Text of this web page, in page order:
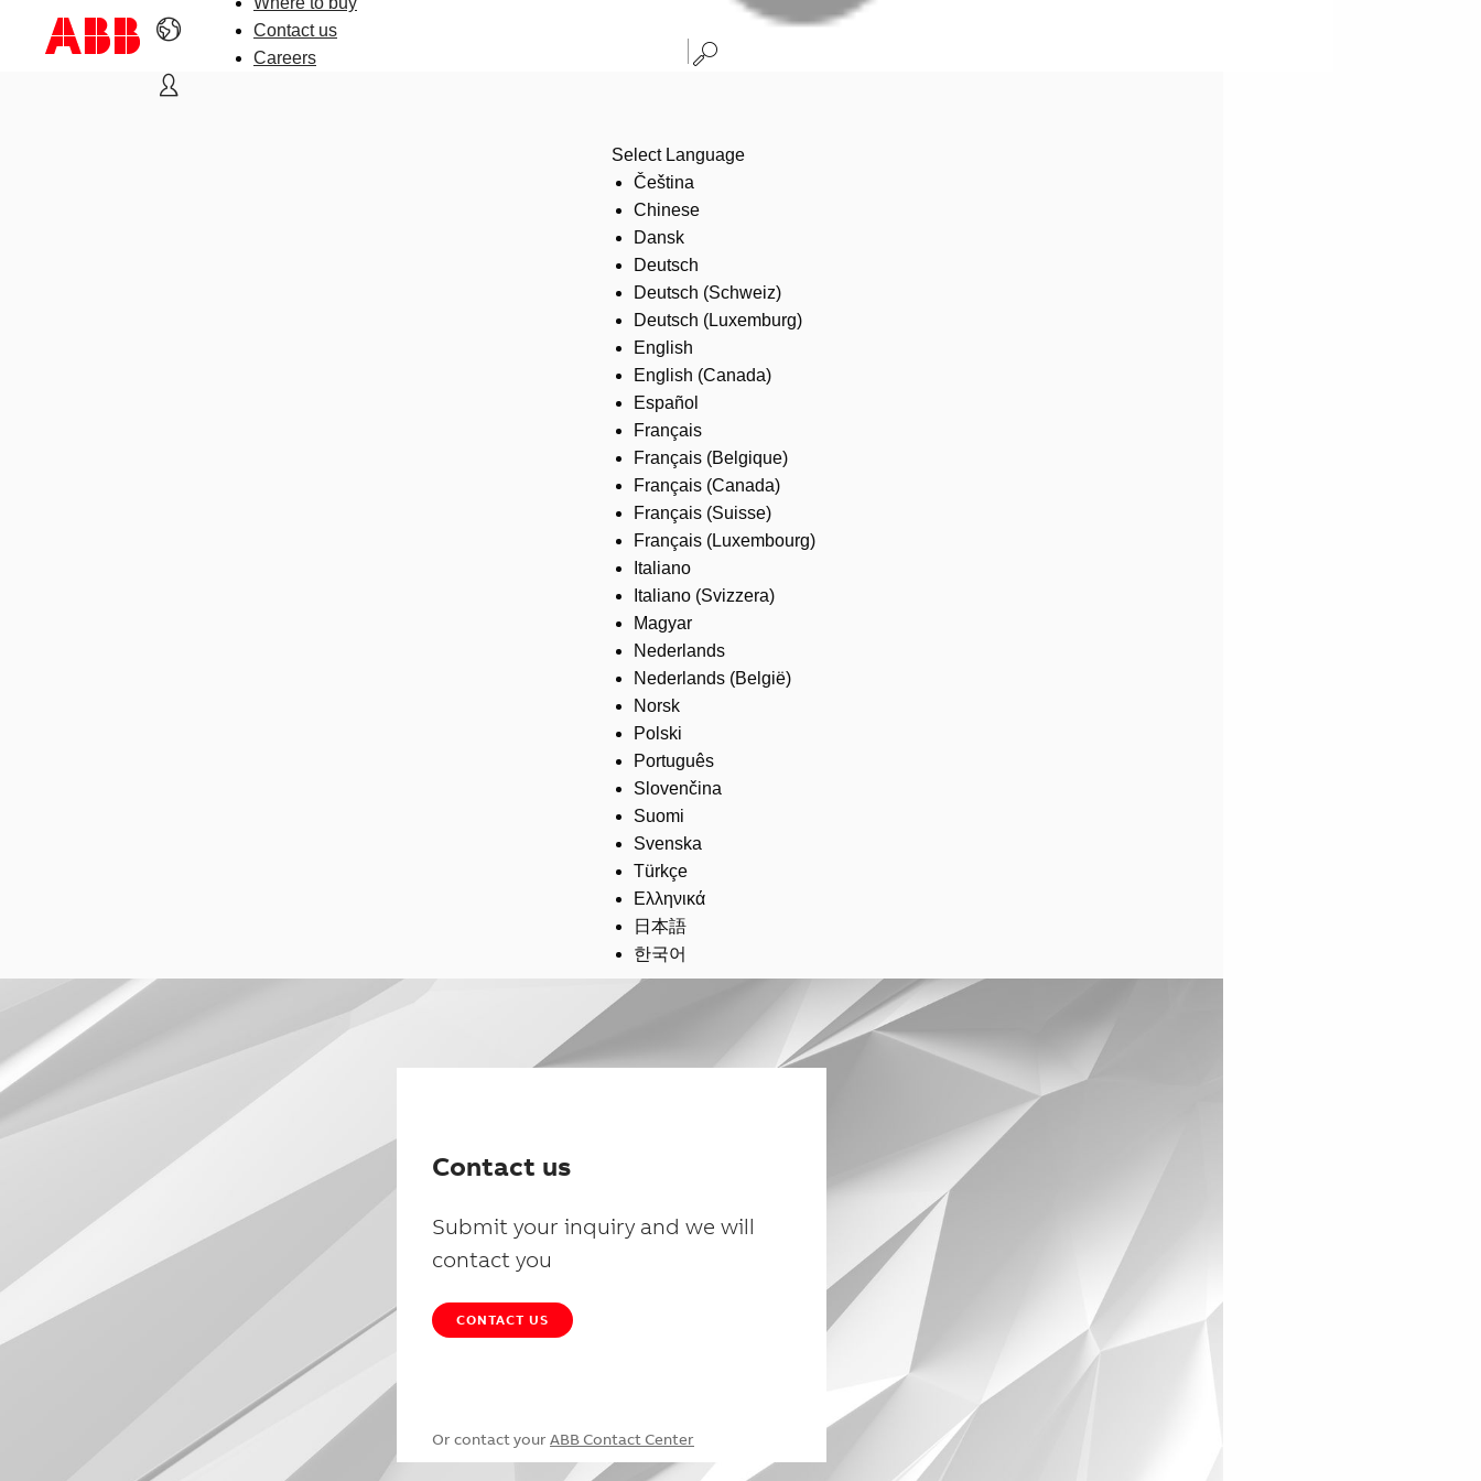
Contact us
Careers
Select Language
Čeština
Chinese
Dansk
Deutsch
Deutsch (Schweiz)
Deutsch (Luxemburg)
English
English (Canada)
Español
Français
Français (Belgique)
Français (Canada)
Français (Suisse)
Français (Luxembourg)
Italiano
Italiano (Svizzera)
Magyar
Nederlands
Nederlands (België)
Norsk
Polski
Português
Slovenčina
Suomi
Svenska
Türkçe
Ελληνικά
日本語
한국어
Contact us
Submit your inquiry and we will
contact you
CONTACT US
Or contact your ABB Contact Center